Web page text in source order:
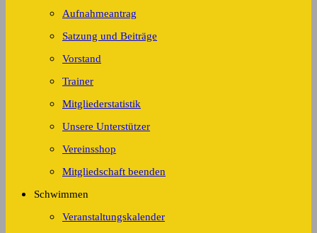
Aufnahmeantrag
Satzung und Beiträge
Vorstand
Trainer
Mitgliederstatistik
Unsere Unterstützer
Vereinsshop
Mitgliedschaft beenden
Schwimmen
Veranstaltungskalender